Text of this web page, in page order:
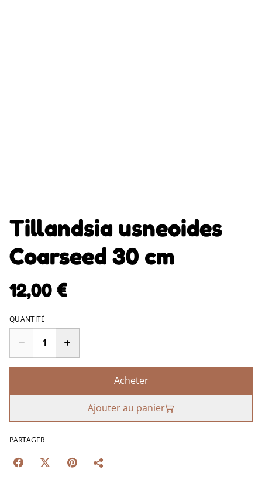
Tillandsia usneoides
Coarseed 30 cm
12,00 €
QUANTITÉ
Acheter
Ajouter au panier
PARTAGER